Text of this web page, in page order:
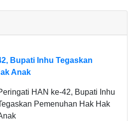
Bupati Inhu Tegaskan
Anak
HAN ke-42, Bupati Inhu
Pemenuhan Hak Hak